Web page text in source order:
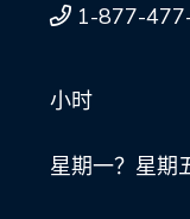
1-877-
小时
星期一？星期